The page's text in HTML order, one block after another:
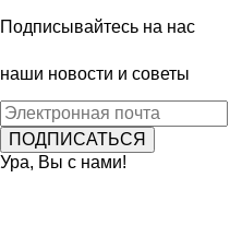
Подписывайтесь на нас
наши новости и советы
Ура, Вы с нами!